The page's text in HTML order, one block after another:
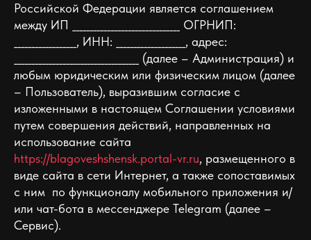
Российской Федерации является соглашением
между ИП _______________________________ ОГРНИП:
__________________, ИНН: ____________________, адрес:
____________________________________ (далее – Администрация) и
любым юридическим или физическим лицом (далее
– Пользователь), выразившим согласие с
изложенными в настоящем Соглашении условиями
путем совершения действий, направленных на
использование сайта
https://blagoveshshensk.portal-vr.ru, размещенного в
виде сайта в сети Интернет, а также сопоставимых
c ним по функционалу мобильного приложения и/
или чат-бота в мессенджере Telegram (далее –
Сервис).